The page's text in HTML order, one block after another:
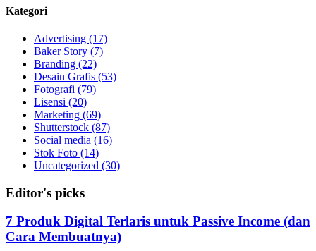
Kategori
Advertising (17)
Baker Story (7)
Branding (22)
Desain Grafis (53)
Fotografi (79)
Lisensi (20)
Marketing (69)
Shutterstock (87)
Social media (16)
Stok Foto (14)
Uncategorized (30)
Editor's picks
7 Produk Digital Terlaris untuk Passive Income (dan
Cara Membuatnya)